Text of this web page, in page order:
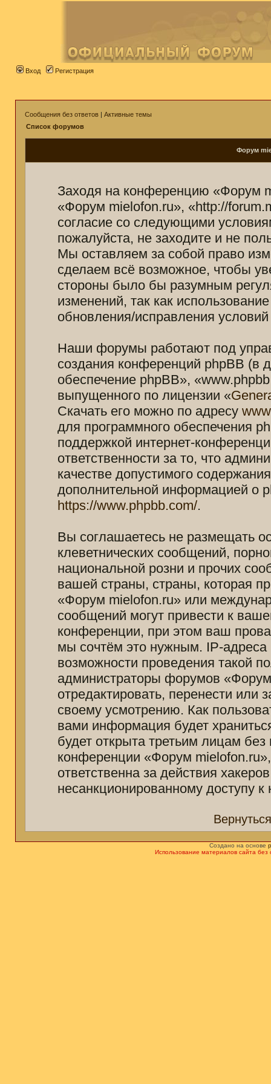
Вход Регистрация
Сообщения без ответов | Активные темы
Список форумов
Форум
Заходя на конференцию «Форум
«Форум mielofon.ru», «http://
согласие со следующими
пожалуйста, не заходите и не
Мы оставляем за собой право
сделаем всё возможное, чтобы
стороны было бы разумным
изменений, так как
обновления/исправления
Наши форумы работают под
создания конференций phpBB (в
обеспечение phpBB»,
выпущенного по лицензии «
Скачать его можно по адресу
для программного обеспечения
поддержкой интернет-
ответственности за то, что
качестве допустимого
дополнительной информацией о
https://www.phpbb.com/.
Вы соглашаетесь не размещать
клеветнических сообщений,
национальной розни и прочих
вашей страны, страны, которая
«Форум mielofon.ru» или
сообщений могут привести к
конференции, при этом ваш
мы сочтём это нужным. IP-
возможности проведения такой
администраторы форумов
отредактировать, перенести
своему усмотрению. Как
вами информация будет
будет открыта третьим лицам
конференции «Форум
ответственна за действия
несанкционированному доступу к
Создано на основе
Использование материалов сайта